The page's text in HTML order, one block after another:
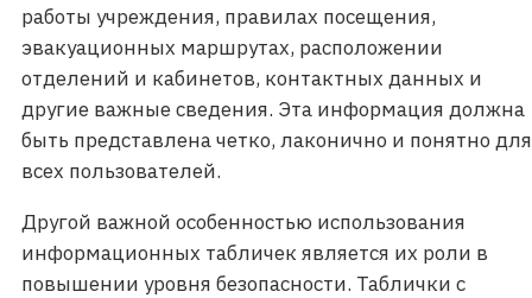
работы учреждения, правилах посещения,
эвакуационных маршрутах, расположении
отделений и кабинетов, контактных данных и
другие важные сведения. Эта информация должна
быть представлена четко, лаконично и понятно для
всех пользователей.
Другой важной особенностью использования
информационных табличек является их роли в
повышении уровня безопасности. Таблички с